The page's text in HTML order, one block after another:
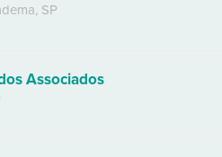
, SP
Associados